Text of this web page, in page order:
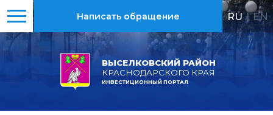
ВЫСЕЛКОВСКИЙ РАЙОН
КРАСНОДАРСКОГО КРАЯ
ИНВЕСТИЦИОННЫЙ ПОРТАЛ
Написать обращение RU | EN